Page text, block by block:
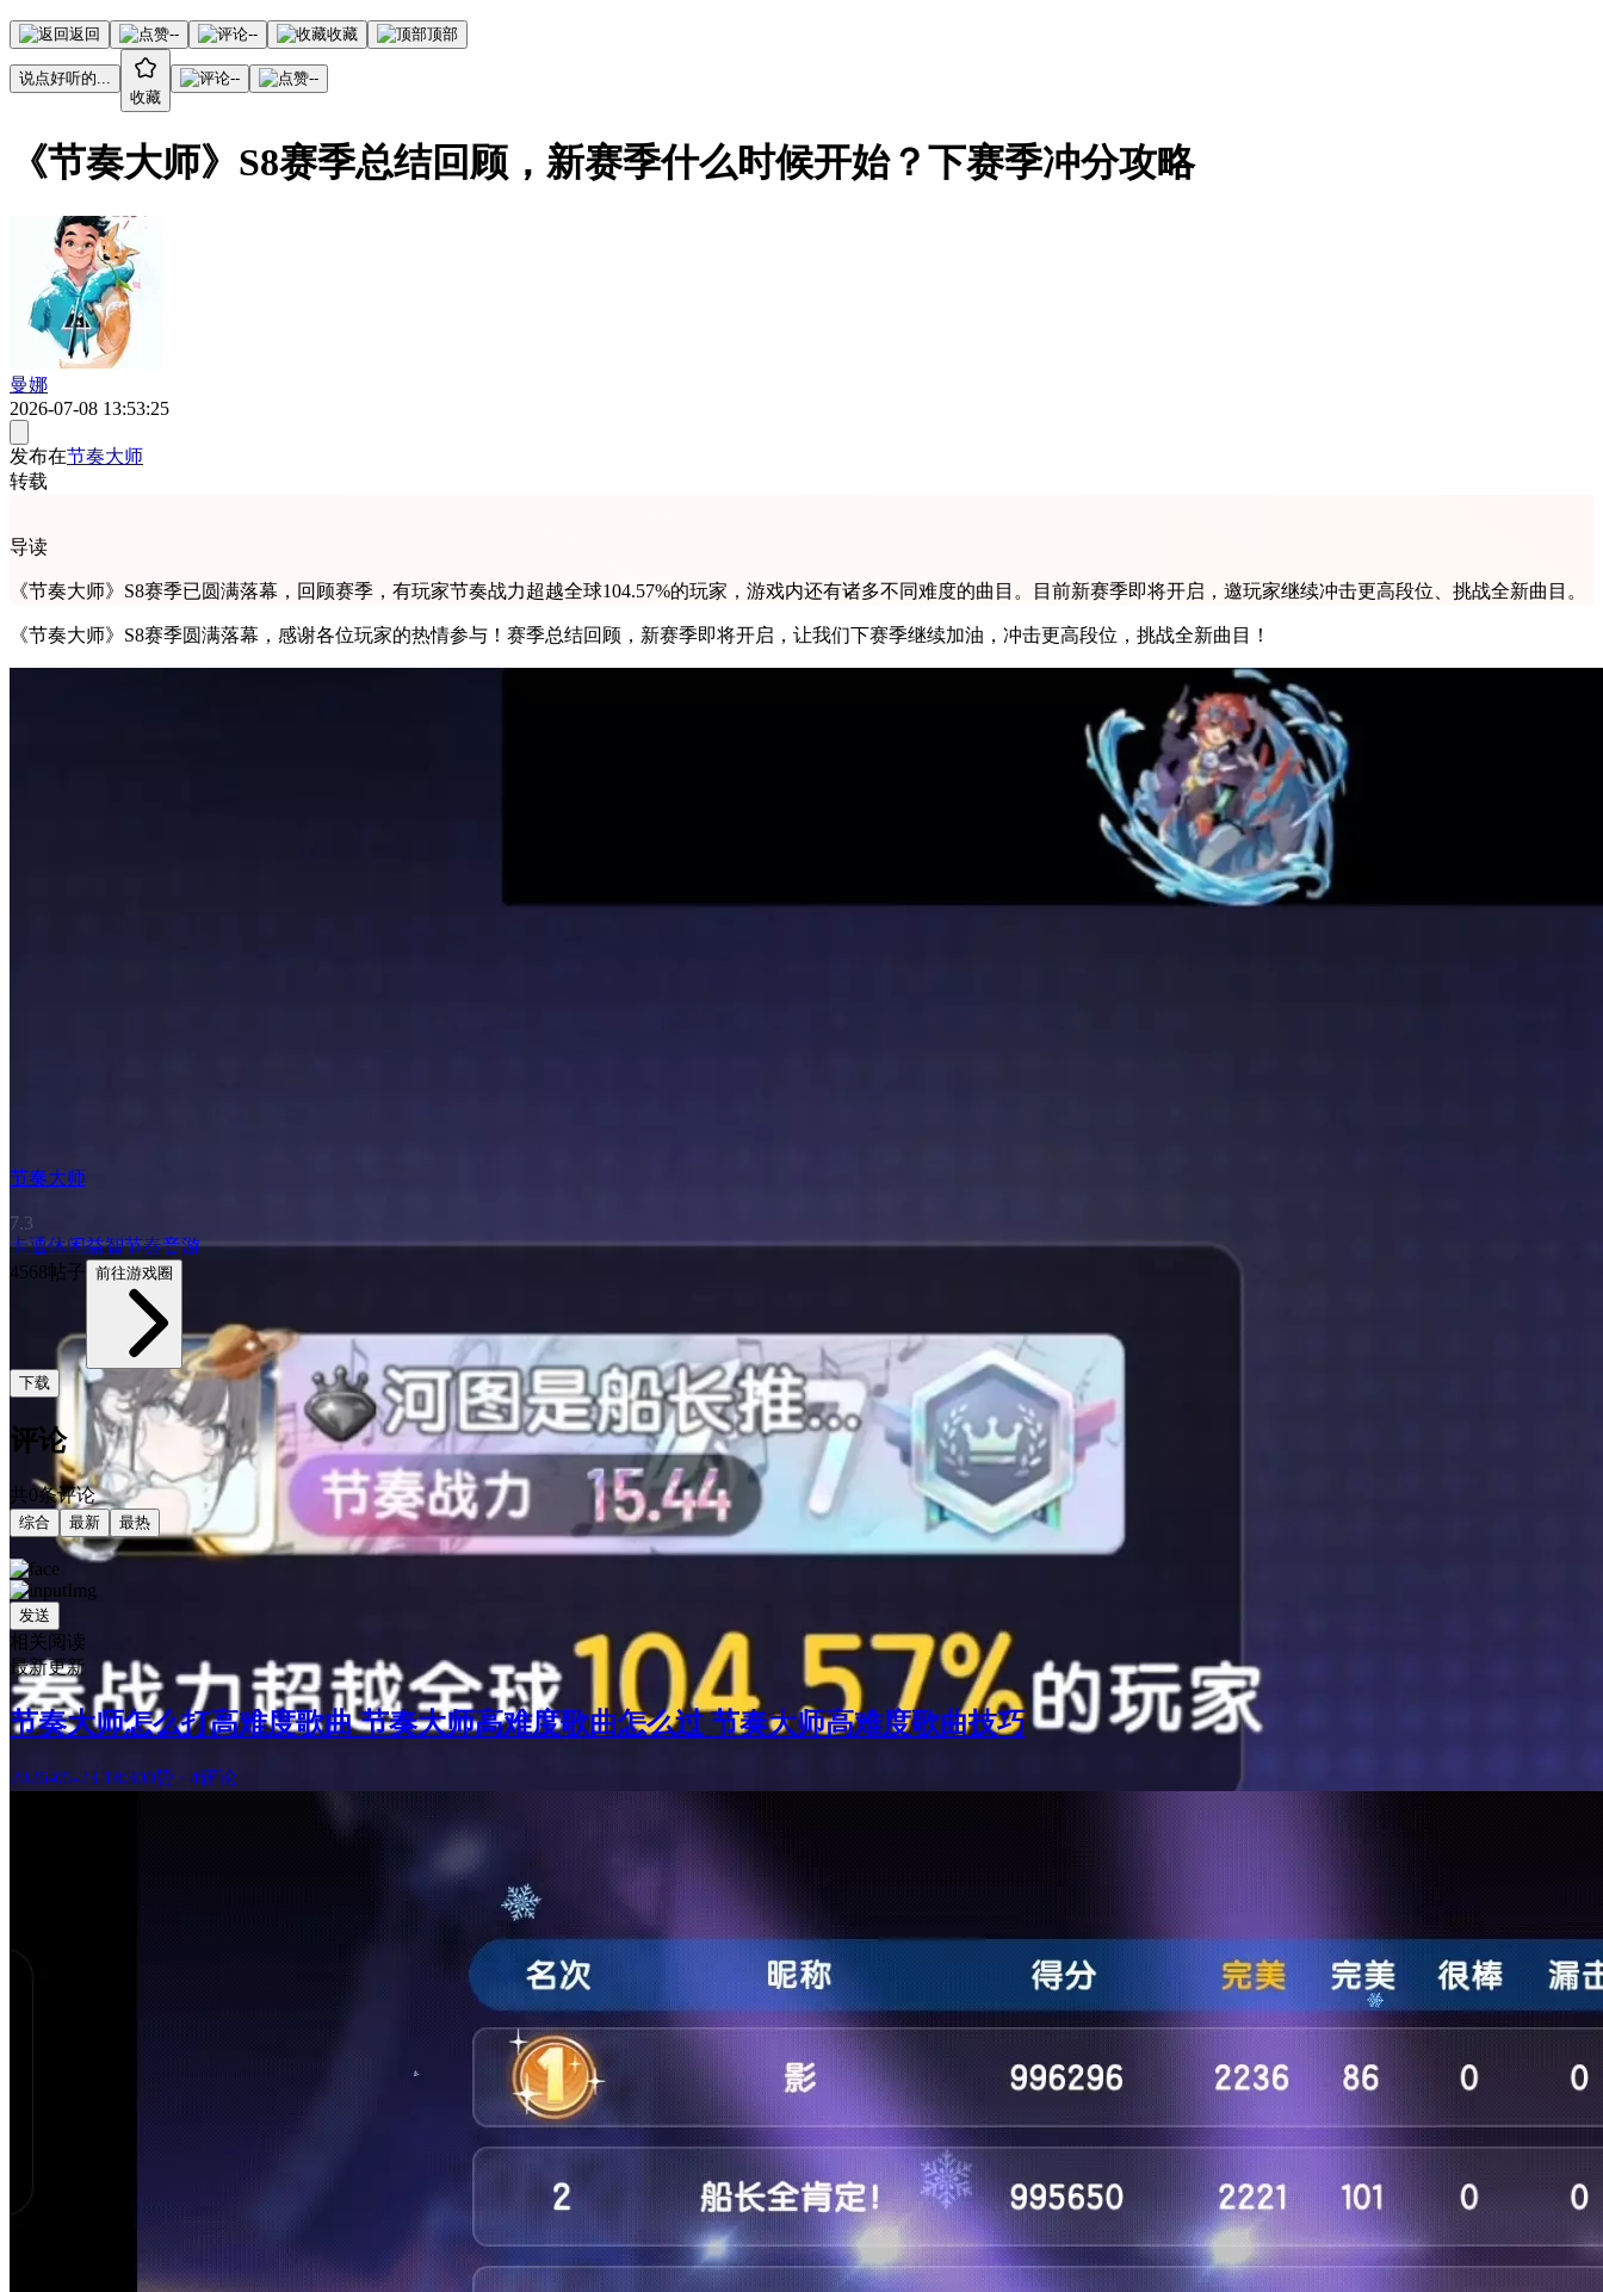
返回 -- -- 收藏 顶部
说点好听的...
收藏
-- --
《节奏大师》S8赛季总结回顾，新赛季什么时候开始？下赛季冲分攻略
曼娜
2026-07-08 13:53:25
发布在节奏大师
转载
导读
《节奏大师》S8赛季已圆满落幕，回顾赛季，有玩家节奏战力超越全球104.57%的玩家，游戏内还有诸多不同难度的曲目。目前新赛季即将开启，邀玩家继续冲击更高段位、挑战全新曲目。
《节奏大师》S8赛季圆满落幕，感谢各位玩家的热情参与！赛季总结回顾，新赛季即将开启，让我们下赛季继续加油，冲击更高段位，挑战全新曲目！
节奏大师
7.3
卡通休闲益智节奏音游
4568帖子 前往游戏圈
下载
评论
共0条评论
综合 最新 最热
发送
相关阅读
最新更新
节奏大师怎么打高难度歌曲 节奏大师高难度歌曲怎么过 节奏大师高难度歌曲技巧
2026-05-23 18:300赞 · 4评论